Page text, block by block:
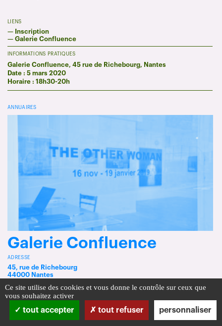
LIENS
— Inscription
— Galerie Confluence
INFORMATIONS PRATIQUES
Galerie Confluence, 45 rue de Richebourg, Nantes
Date : 5 mars 2020
Horaire : 18h30-20h
ANNUAIRES
Galerie Confluence
ADRESSE
45, rue de Richebourg
44000 Nantes
Ce site utilise des cookies et vous donne le contrôle sur ceux que
vous souhaitez activer
tout accepter
tout refuser personnaliser